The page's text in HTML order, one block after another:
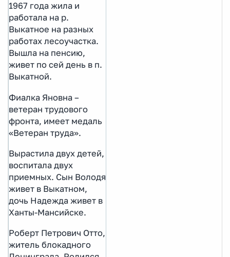
1967 года жила и
работала на р.
Выкатное на разных
работах лесоучастка.
Вышла на пенсию,
живет по сей день в п.
Выкатной.
Фиалка Яновна –
ветеран трудового
фронта, имеет медаль
«Ветеран труда».
Вырастила двух детей,
воспитала двух
приемных. Сын Володя
живет в Выкатном,
дочь Надежда живет в
Ханты-Мансийске.
Роберт Петрович Отто,
житель блокадного